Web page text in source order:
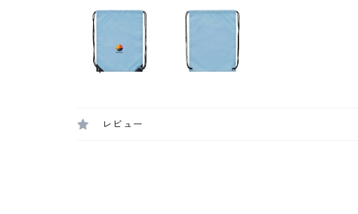
レビュー